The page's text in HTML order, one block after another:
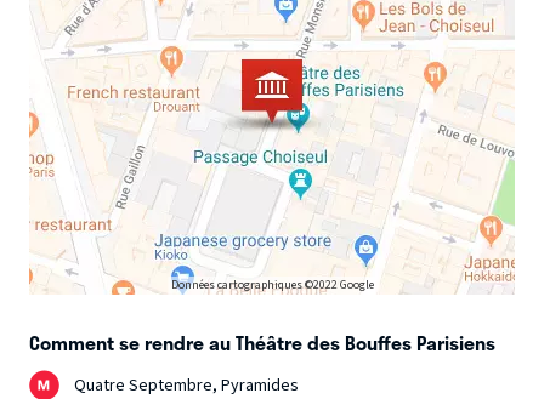
Données cartographiques ©2022 Google
Comment se rendre au Théâtre des Bouffes Parisiens
Quatre Septembre, Pyramides